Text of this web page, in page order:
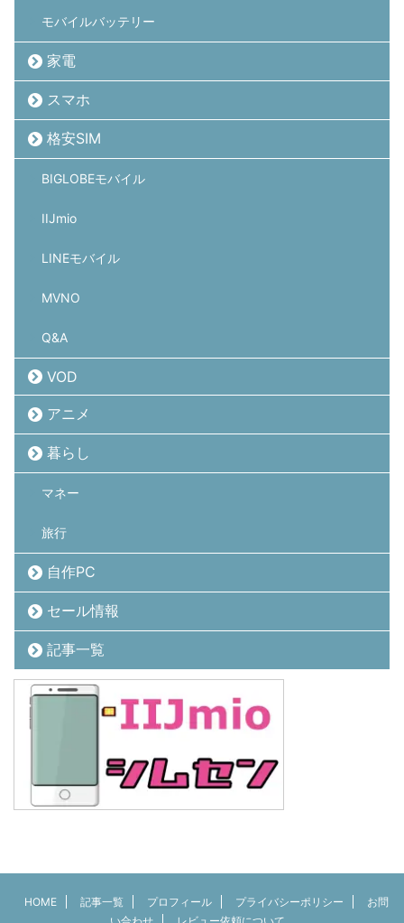
モバイルバッテリー
家電
スマホ
格安SIM
BIGLOBEモバイル
IIJmio
LINEモバイル
MVNO
Q&A
VOD
アニメ
暮らし
マネー
旅行
自作PC
セール情報
記事一覧
HOME 記事一覧 プロフィール プライバシーポリシー
お問